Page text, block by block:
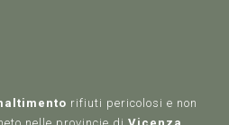
rifiuti pericolosi e non